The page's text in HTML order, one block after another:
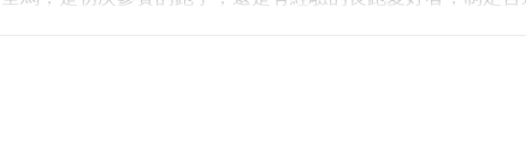
先着地，這會增加下肢震盪，易令膝、髖等關節受壓。 內八